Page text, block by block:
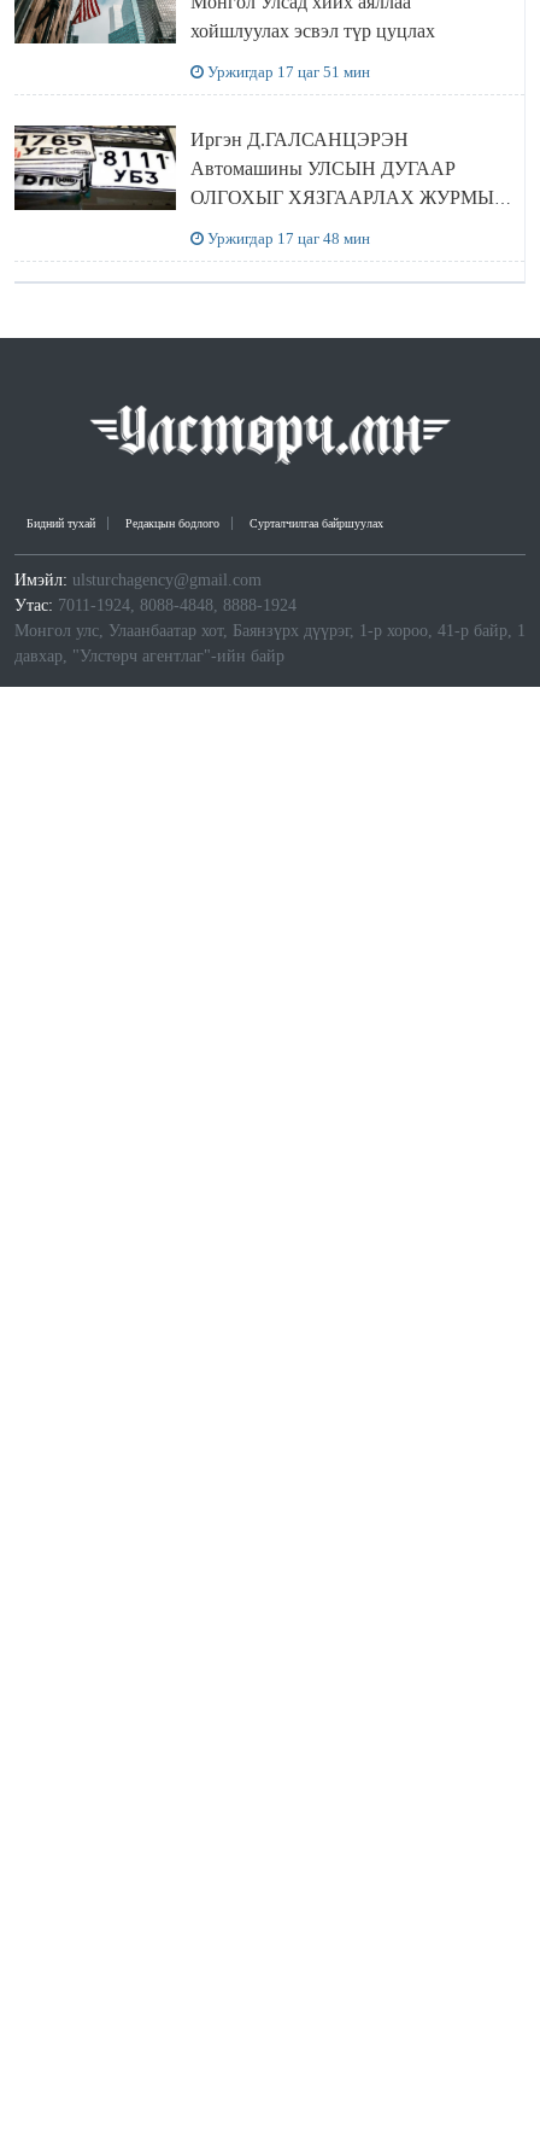
хойшлуулах эсвэл түр цуцлах
Уржигдар 17 цаг 51 мин
Иргэн Д.ГАЛСАНЦЭРЭН
Автомашины УЛСЫН ДУГААР
ОЛГОХЫГ ХЯЗГААРЛАХ ЖУРМЫГ
Уржигдар 17 цаг 48 мин
Бидний тухай Редакцын бодлого Сурталчилгаа байршуулах
Имэйл: ulsturchagency@gmail.com
Утас: 7011-1924, 8088-4848, 8888-1924
Монгол улс, Улаанбаатар хот, Баянзүрх дүүрэг, 1-р хороо, 41-р байр, 1
давхар, "Улстөрч агентлаг"-ийн байр